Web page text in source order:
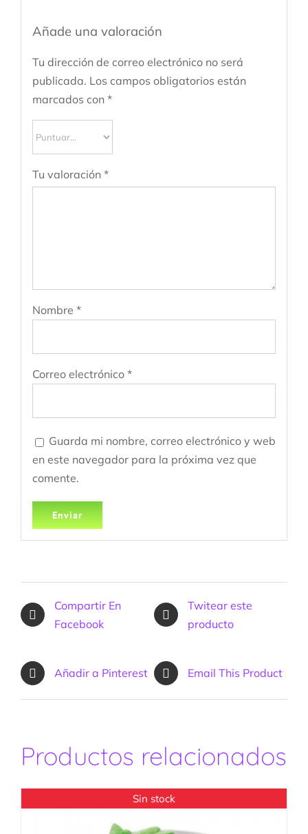
Añade una valoración
Tu dirección de correo electrónico no será
publicada. Los campos obligatorios están
marcados con *
Tu valoración *
Nombre *
Correo electrónico *
Guarda mi nombre, correo electrónico y web
en este navegador para la próxima vez que
comente.
Compartir En
Facebook
Twitear este
producto
Añadir a Pinterest Email This Product
Productos relacionados
Sin stock